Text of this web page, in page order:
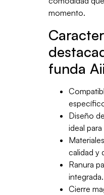
momento.
funda
Diseño
ideal
calidad y
Ranura
integrada.
Cierre